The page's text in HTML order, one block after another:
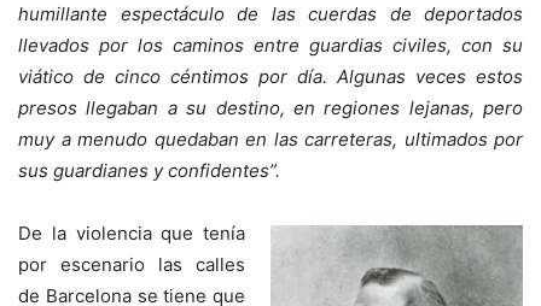
humillante espectáculo de las cuerdas de deportados
llevados por los caminos entre guardias civiles, con su
viático de cinco céntimos por día. Algunas veces estos
presos llegaban a su destino, en regiones lejanas, pero
muy a menudo quedaban en las carreteras, ultimados por
sus guardianes y confidentes”.
De la violencia que tenía
por escenario las calles
de Barcelona se tiene que